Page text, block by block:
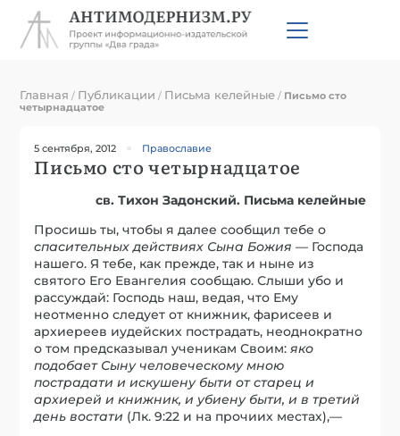
Главная / Публикации / Письма келейные / Письмо сто
четырнадцатое
5 сентября, 2012 Православие
Письмо сто четырнадцатое
св. Тихон Задонский. Письма келейные
Просишь ты, чтобы я далее сообщил тебе о
спасительных действиях Сына Божия — Господа
нашего. Я тебе, как прежде, так и ныне из
святого Его Евангелия сообщаю. Слыши убо и
рассуждай: Господь наш, ведая, что Ему
неотменно следует от книжник, фарисеев и
архиереев иудейских пострадать, неоднократно
о том предсказывал ученикам Своим: яко
подобает Сыну человеческому мною
пострадати и искушену быти от старец и
архиерей и книжник, и убиену быти, и в третий
день востати (Лк. 9:22 и на прочиих местах),—